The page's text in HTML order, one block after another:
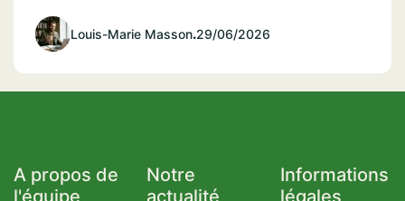
Louis-Marie Masson.29/06/2026
A propos de
Notre
Informations